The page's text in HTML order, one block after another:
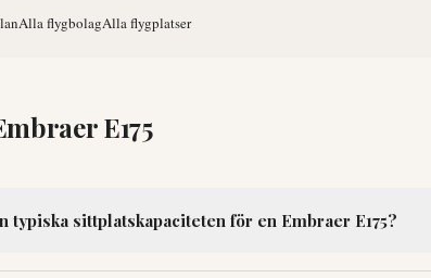
Alla flygbolagAlla flygplatser
E175
typiska sittplatskapaciteten för en Embraer E175?